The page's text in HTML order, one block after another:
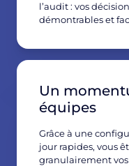
l’audit : vos
démontrables et
Un
équipes
Grâce à une
jour rapides, vous
granulairement